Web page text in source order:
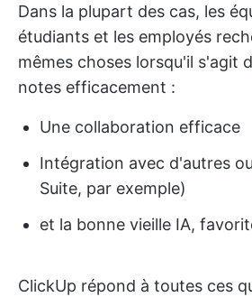
Dans la plupart des cas, les
étudiants et les employés
mêmes choses lorsqu'il s'agit
notes efficacement :
Une collaboration efficace
Intégration avec d'autres
Suite, par exemple)
et la bonne vieille IA,
ClickUp répond à toutes ces